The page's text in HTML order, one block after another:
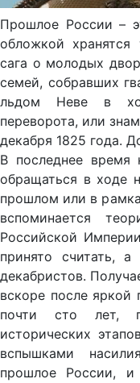
Прошлое России –
обложкой
сага о молодых
семей, собравших
льдом Неве в
переворота, или
декабря 1825 года.
В последнее
обращаться в ходе
прошлом или в
вспоминается
Российской
принято считать,
декабристов.
вскоре после
почти сто лет,
исторических
вспышками
прошлое России, и